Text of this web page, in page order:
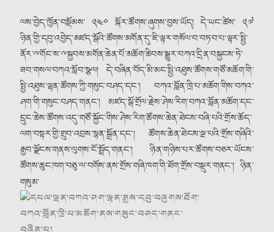
ལས་བྱེད་ཁྱོན་བསྡོམས་ ༢༤༠ སྐོར་ཚོགས་ཞུགས་བྱས་ཡོད། དེ་ཡང་ཚེས་ ༢༧
ཉིན་གྱི་དབུ་འབྱེད་མཛད་སྒོའི་ཚོགས་མགོན་དུ་ཇི་ལྟར་གསོལ་བ་བཏབ་པ་ལྟར་སྤྱི་
ནོར་ྋགོང་ས་ྋསྐྱབས་མགོན་ཆེན་པོ་མཆོག་ཆིབས་སྒྱུར་བཀའ་དྲིན་བསྐྱངས་ཏེ་
ཟབ་གསལ་བཀའ་སློབ་སྩལ། དེ་བཞིན་བོད་མི་མང་སྤྱི་འཐུས་ཚོགས་གཙོ་མཆོག་གི་
སྤྱི་འཐུས་ལྷན་ཚོགས་ཀྱི་གསུང་བཤད་དང༌། བཀའ་བློན་ཁྲི་པ་མཆོག་གིས་བཀའ་
ཤག་གི་གསུང་བཤད་གནང༌། མཛད་སྒོ་གྲོལ་རྗེས་ཤེས་རིག་བཀའ་བློན་མཆོག་དང་
དྲུང་ཆེས་ཚོགས་འདུ་གཙོ་སྐྱོང་གིས་ཤེས་རིག་ཚོགས་ཆེན་ཐེངས་བཞི་པའི་གྲོས་ཆོད་
ལག་བསྟར་གྱི་གྲུབ་འབྲས་སྙན་སྒྲོན་དང༌། ཚོགས་ཆེན་ཐེངས་ལྔ་པའི་གྲོས་གཞིའི་
རྒྱབ་ལྗོངས་གནས་ལུགས་ངོ་སྤྲོད་གནང༌། ཉིན་གཉིས་པར་ཚོགས་བཅར་ཡོངས་
ཚོགས་ཆུང་ཁག་བཅུ་ལ་བགོས་ནས་གྲོས་གཞི་ཁག་གི་ཐོག་གྲོས་བསྡུར་གནང༌། ཉིན་
གསུམ་